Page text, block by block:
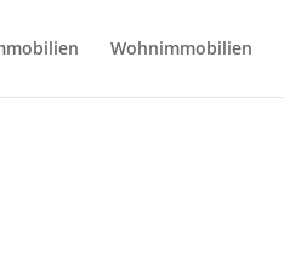
Wohnimmobilien